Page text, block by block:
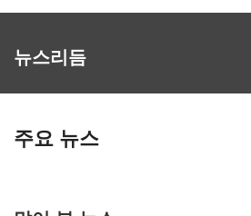
뉴스리듬
주요 뉴스